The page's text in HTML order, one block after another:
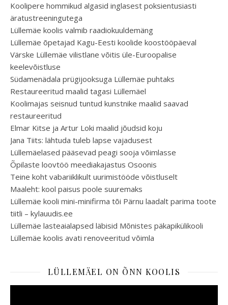
Koolipere hommikud algasid inglasest poksientusiasti
äratustreeningutega
Lüllemäe koolis valmib raadiokuuldemäng
Lüllemäe õpetajad Kagu-Eesti koolide koostööpäeval
Värske Lüllemäe vilistlane võitis üle-Euroopalise
keelevõistluse
Südamenädala prügijooksuga Lüllemäe puhtaks
Restaureeritud maalid tagasi Lüllemäel
Koolimajas seisnud tuntud kunstnike maalid saavad
restaureeritud
Elmar Kitse ja Artur Loki maalid jõudsid koju
Jana Tiits: lähtuda tuleb lapse vajadusest
Lüllemäelased pääsevad peagi sooja võimlasse
Õpilaste loovtöö meediakajastus Osoonis
Teine koht vabariiklikult uurimistööde võistluselt
Maaleht: kool paisus poole suuremaks
Lüllemäe kooli mini-minifirma tõi Pärnu laadalt parima toote
tiitli – kylauudis.ee
Lüllemäe lasteaialapsed läbisid Mõnistes päkapikülikooli
Lüllemäe koolis avati renoveeritud võimla
LÜLLEMÄEL ON ÕNN KOOLIS